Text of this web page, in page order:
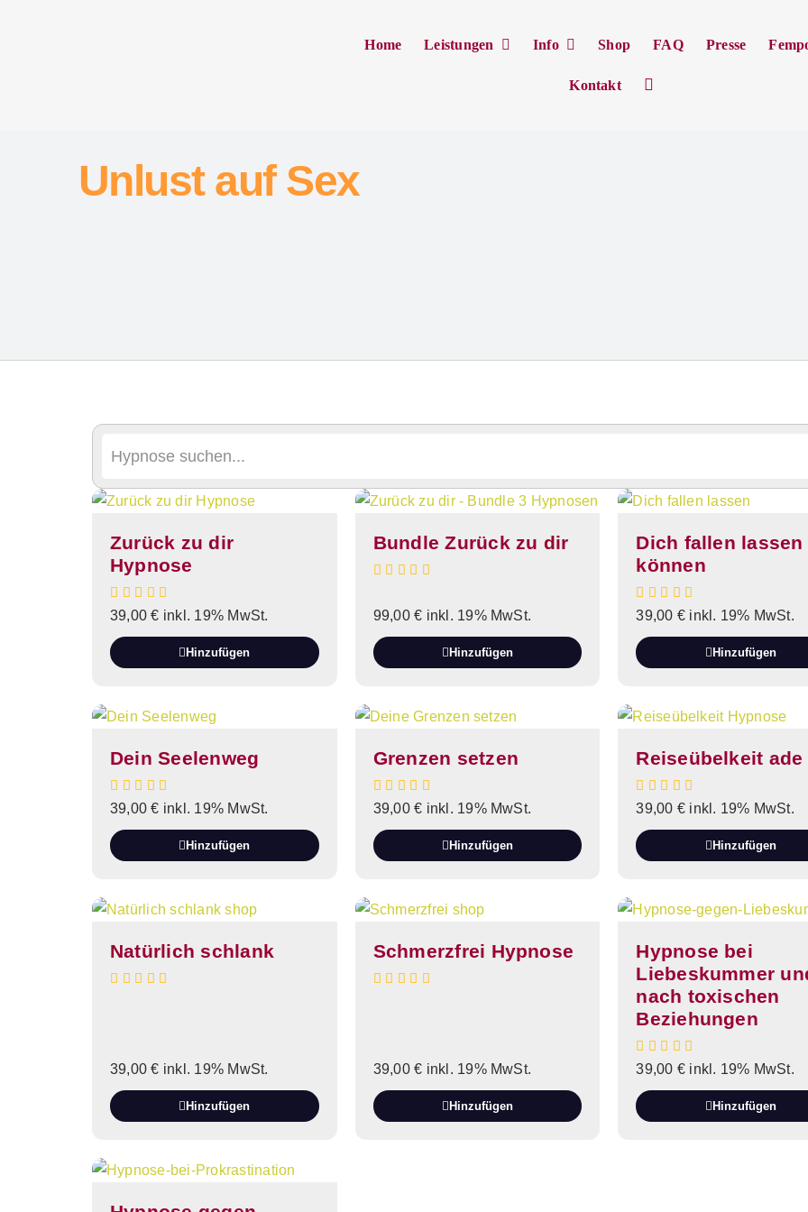
Home Leistungen Info Shop FAQ Presse
Kontakt
Unlust auf Sex
Zurück zu dir
Hypnose
39,00€ inkl. 19% MwSt.
Hinzufügen
Bundle Zurück zu dir
99,00€ inkl. 19% MwSt.
Hinzufügen
Dich fallen lassen
können
39,00 € inkl. 19% MwSt.
Hinzufügen
Dein Seelenweg
39,00€ inkl. 19% MwSt.
Hinzufügen
Grenzen setzen
39,00€ inkl. 19% MwSt.
Hinzufügen
Reiseübelkeit ade
39,00 € inkl. 19% MwSt.
Hinzufügen
Natürlich schlank
39,00€ inkl. 19% MwSt.
Hinzufügen
Schmerzfrei Hypnose
39,00€ inkl. 19% MwSt.
Hinzufügen
Hypnose bei
Liebeskummer
nach toxischen
Beziehungen
39,00 € inkl. 19% MwSt.
Hinzufügen